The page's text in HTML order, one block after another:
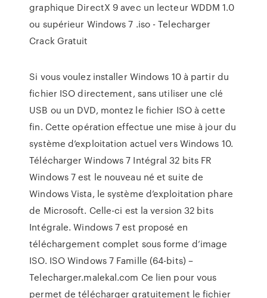
graphique DirectX 9 avec un lecteur WDDM 1.0
ou supérieur Windows 7 .iso - Telecharger
Crack Gratuit
Si vous voulez installer Windows 10 à partir du
fichier ISO directement, sans utiliser une clé
USB ou un DVD, montez le fichier ISO à cette
fin. Cette opération effectue une mise à jour du
système d’exploitation actuel vers Windows 10.
Télécharger Windows 7 Intégral 32 bits FR
Windows 7 est le nouveau né et suite de
Windows Vista, le système d’exploitation phare
de Microsoft. Celle-ci est la version 32 bits
Intégrale. Windows 7 est proposé en
téléchargement complet sous forme d’image
ISO. ISO Windows 7 Famille (64-bits) –
Telecharger.malekal.com Ce lien pour vous
permet de télécharger gratuitement le fichier